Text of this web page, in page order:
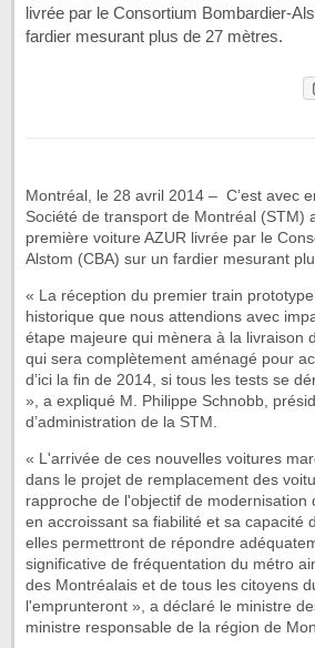
livrée par le Consortium Bombardier-
fardier mesurant plus de 27 mètres.
Montréal, le 28 avril 2014 – C’est avec
Société de transport de Montréal (STM)
première voiture AZUR livrée par le
Alstom (CBA) sur un fardier mesurant
« La réception du premier train
historique que nous attendions avec
étape majeure qui mènera à la livraison
qui sera complètement aménagé pour
d’ici la fin de 2014, si tous les tests se
», a expliqué M. Philippe Schnobb,
d’administration de la STM.
« L'arrivée de ces nouvelles voitures
dans le projet de remplacement des
rapproche de l'objectif de modernisation
en accroissant sa fiabilité et sa capacité
elles permettront de répondre
significative de fréquentation du métro
des Montréalais et de tous les citoyens
l'emprunteront », a déclaré le ministre
ministre responsable de la région de